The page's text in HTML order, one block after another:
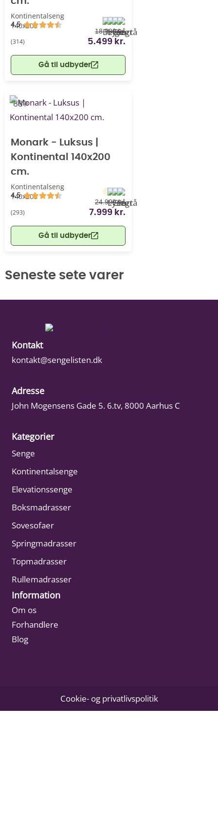
Kontinentalseng
140x200
4.5
(314)
18.999 kr.
5.499 kr.
Gå til udbyder
-68%
Monark - Luksus |
Kontinental 140x200
cm.
Kontinentalseng
140x200
4.5
(293)
24.999 kr.
7.999 kr.
Gå til udbyder
Seneste sete varer
Kontakt
kontakt@sengelisten.dk
Adresse
John Mogensens Gade 5. 6.tv, 8000 Aarhus C
Kategorier
Senge
Kontinentalsenge
Elevationssenge
Boksmadrasser
Sovesofaer
Springmadrasser
Topmadrasser
Rullemadrasser
Information
Om os
Forhandlere
Blog
Cookie- og privatlivspolitik